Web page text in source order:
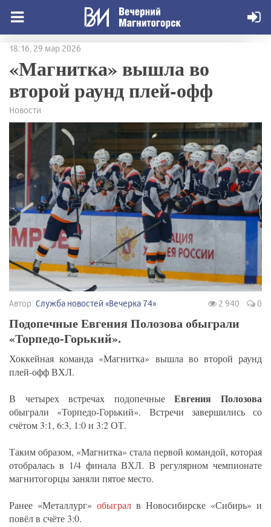
18:16, 29 мар 2026
«Магнитка» вышла во
второй раунд плей-офф
Новости
Автор: Служба новостей «Вечерка 74» 2 940 0
Подопечные Евгения Полозова обыграли
«Торпедо-Горький».
Хоккейная команда «Магнитка» вышла во второй раунд
плей-офф ВХЛ.
В четырех встречах подопечныеЕвгения Полозова
обыграли «Торпедо-Горький». Встречи завершились со
счётом 3:1, 6:3, 1:0 и 3:2 ОТ.
Таким образом, «Магнитка» стала первой командой, которая
отобралась в 1/4 финала ВХЛ. В регулярном чемпионате
магнитогорцы заняли пятое место.
Ранее «Металлург» обыграл в Новосибирске «Сибирь» и
повёл в счёте 3:0.